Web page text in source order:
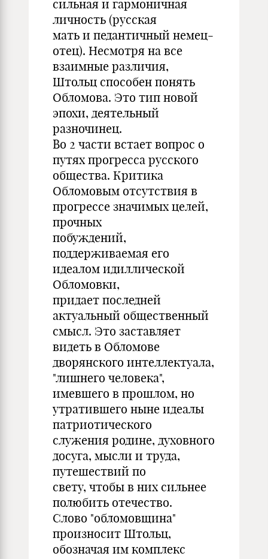
сильная и гармоничная
личность (русская
мать и педантичный немец-
отец). Несмотря на все
взаимные различия,
Штольц способен понять
Обломова. Это тип новой
эпохи, деятельный
разночинец.
Во 2 части встает вопрос о
путях прогресса русского
общества. Критика
Обломовым отсутствия в
прогрессе значимых целей,
прочных
побуждений,
поддерживаемая его
идеалом идиллической
Обломовки,
придает последней
актуальный общественный
смысл. Это заставляет
видеть в Обломове
дворянского интеллектуала,
"лишнего человека",
имевшего в прошлом, но
утратившего ныне идеалы
патриотического
служения родине, духовного
досуга, мысли и труда,
путешествий по
свету, чтобы в них сильнее
полюбить отечество.
Слово "обломовщина"
произносит Штольц,
обозначая им комплекс